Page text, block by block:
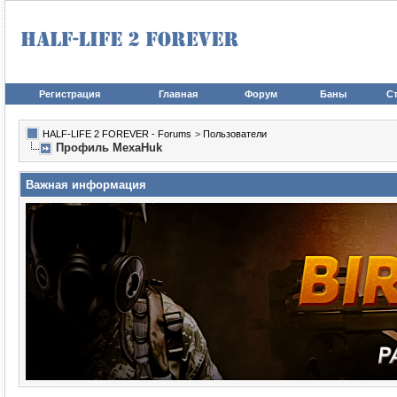
Регистрация Главная Форум Баны
HALF-LIFE 2 FOREVER - Forums > Пользователи
Профиль MexaHuk
Важная информация